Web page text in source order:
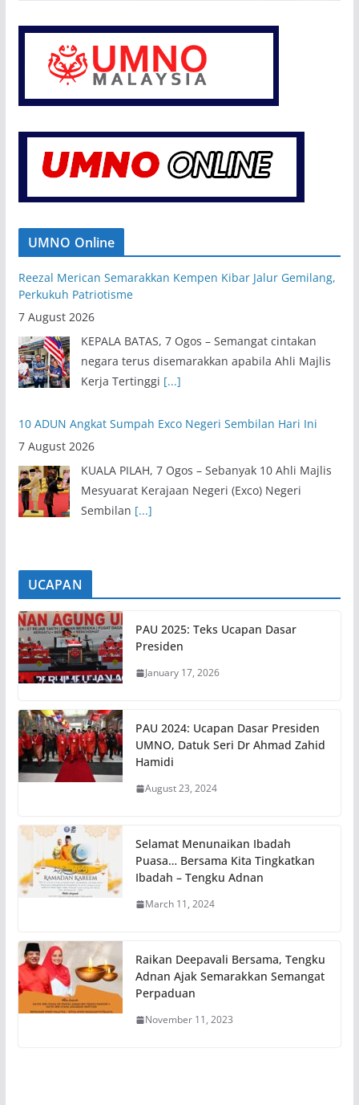
UMNO Online
Reezal Merican Semarakkan Kempen Kibar Jalur Gemilang,
Perkukuh Patriotisme
7 August 2026
KEPALA BATAS, 7 Ogos – Semangat cintakan
negara terus disemarakkan apabila Ahli Majlis
Kerja Tertinggi [...]
10 ADUN Angkat Sumpah Exco Negeri Sembilan Hari Ini
7 August 2026
KUALA PILAH, 7 Ogos – Sebanyak 10 Ahli Majlis
Mesyuarat Kerajaan Negeri (Exco) Negeri
Sembilan [...]
UCAPAN
PAU 2025: Teks Ucapan Dasar
Presiden
January 17, 2026
PAU 2024: Ucapan Dasar Presiden
UMNO, Datuk Seri Dr Ahmad Zahid
Hamidi
August 23, 2024
Selamat Menunaikan Ibadah
Puasa… Bersama Kita Tingkatkan
Ibadah – Tengku Adnan
March 11, 2024
Raikan Deepavali Bersama, Tengku
Adnan Ajak Semarakkan Semangat
Perpaduan
November 11, 2023